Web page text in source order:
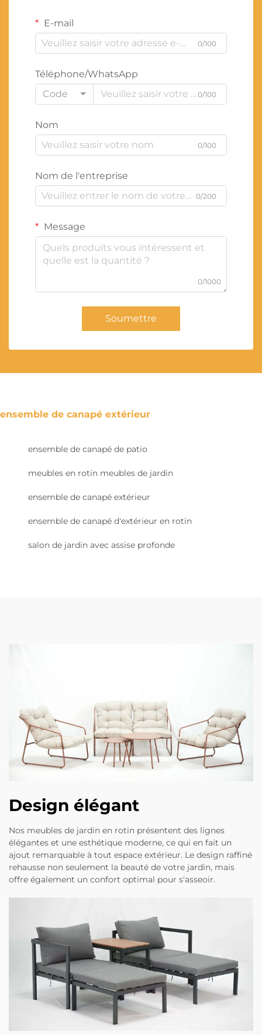
E-mail
0/100
Téléphone/WhatsApp
Code
0/100
Nom
0/100
Nom de l'entreprise
0/200
Message
0/1000
Soumettre
ensemble de canapé extérieur
ensemble de canapé de patio
meubles en rotin meubles de jardin
ensemble de canapé extérieur
ensemble de canapé d'extérieur en rotin
salon de jardin avec assise profonde
Design élégant
Nos meubles de jardin en rotin présentent des lignes
élégantes et une esthétique moderne, ce qui en fait un
ajout remarquable à tout espace extérieur. Le design raffiné
rehausse non seulement la beauté de votre jardin, mais
offre également un confort optimal pour s'asseoir.